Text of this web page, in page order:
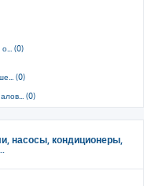
(0)
(0)
(0)
насосы, кондиционеры,